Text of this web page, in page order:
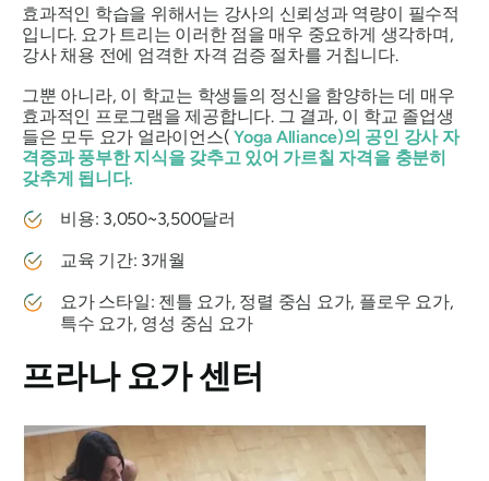
효과적인 학습을 위해서는 강사의 신뢰성과 역량이 필수적
입니다. 요가 트리는 이러한 점을 매우 중요하게 생각하며,
강사 채용 전에 엄격한 자격 검증 절차를 거칩니다.
그뿐 아니라, 이 학교는 학생들의 정신을 함양하는 데 매우
효과적인 프로그램을 제공합니다. 그 결과, 이 학교 졸업생
들은 모두 요가 얼라이언스(Yoga Alliance)의 공인 강사 자
격증과 풍부한 지식을 갖추고 있어 가르칠 자격을 충분히
갖추게 됩니다.
비용: 3,050~3,500달러
교육 기간: 3개월
요가 스타일: 젠틀 요가, 정렬 중심 요가, 플로우 요가,
특수 요가, 영성 중심 요가
프라나 요가 센터